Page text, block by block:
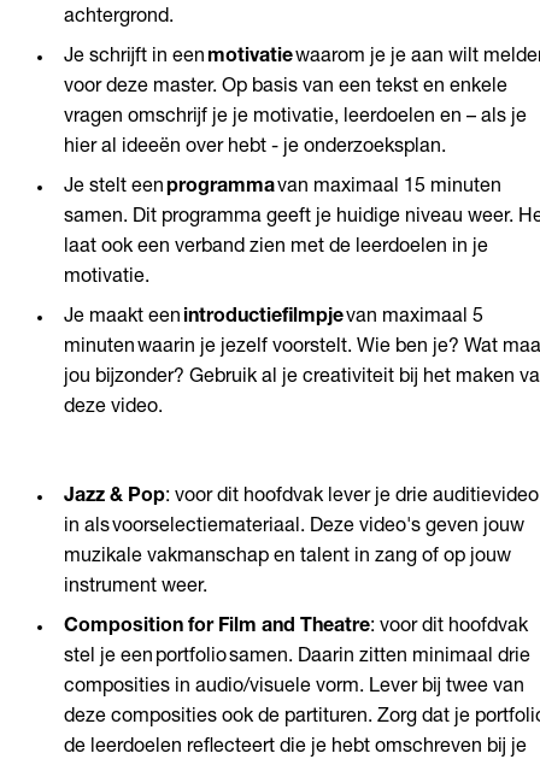
achtergrond.
Je schrijft in een motivatiewaarom je je aan wilt
voor deze master. Op basis van een tekst en enkele
vragen omschrijf je je motivatie, leerdoelen en – als je
hier al ideeën over hebt - je onderzoeksplan.
Je stelt een programmavan maximaal 15 minuten
samen. Dit programma geeft je huidige niveau weer.
laat ook een verband zien met de leerdoelen in je
motivatie.
Je maakt een introductiefilmpjevan maximaal 5
minuten waarin je jezelf voorstelt. Wie ben je? Wat
jou bijzonder? Gebruik al je creativiteit bij het maken
deze video.
Jazz & Pop: voor dit hoofdvak lever je drie
in als voorselectiemateriaal. Deze video's geven jouw
muzikale vakmanschap en talent in zang of op jouw
instrument weer.
Composition for Film and Theatre: voor dit hoofdvak
stel je een portfolio samen. Daarin zitten minimaal drie
composities in audio/visuele vorm. Lever bij twee van
deze composities ook de partituren. Zorg dat je
de leerdoelen reflecteert die je hebt omschreven bij je